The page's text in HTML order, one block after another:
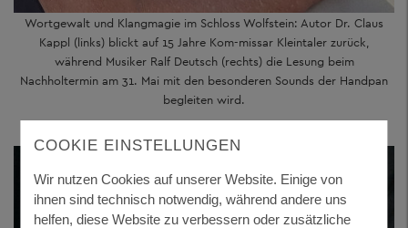
Wortgewalt und Klangmagie im Schloss Wolfstein: Autor Dr. Claus
Kappl (links) blickt auf 15 Jahre Kom-missar Kleintaler zurück,
während Musiker Ralf Deutsch (rechts) die Lesung beim
Nachholtermin am 31. Mai mit den besonderen Sounds der Handpan
begleiten wird.
COOKIE EINSTELLUNGEN
Wir nutzen Cookies auf unserer Website. Einige von
ihnen sind technisch notwendig, während andere uns
helfen, diese Website zu verbessern oder zusätzliche